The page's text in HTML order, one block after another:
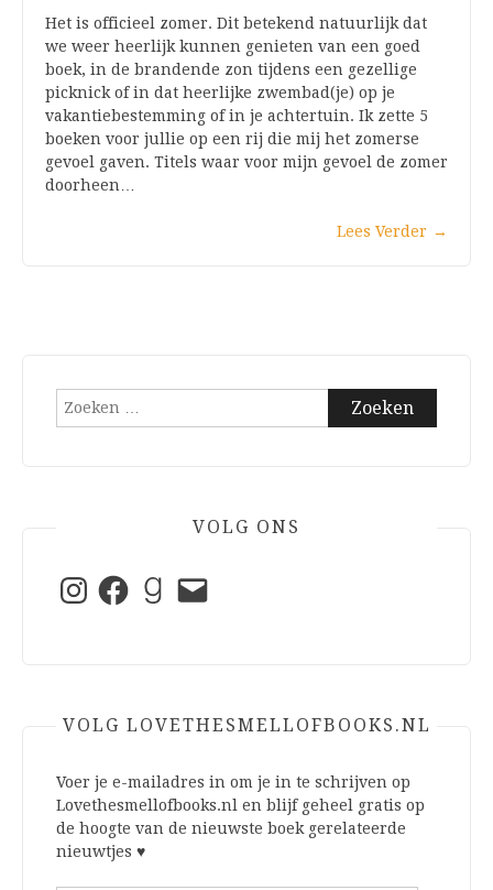
Het is officieel zomer. Dit betekend natuurlijk dat
we weer heerlijk kunnen genieten van een goed
boek, in de brandende zon tijdens een gezellige
picknick of in dat heerlijke zwembad(je) op je
vakantiebestemming of in je achtertuin. Ik zette 5
boeken voor jullie op een rij die mij het zomerse
gevoel gaven. Titels waar voor mijn gevoel de zomer
doorheen…
Lees Verder →
Zoeken
VOLG ONS
InstagramFacebookGoodreads
E-
mail
VOLG LOVETHESMELLOFBOOKS.NL
Voer je e-mailadres in om je in te schrijven op
Lovethesmellofbooks.nl en blijf geheel gratis op
de hoogte van de nieuwste boek gerelateerde
nieuwtjes ♥